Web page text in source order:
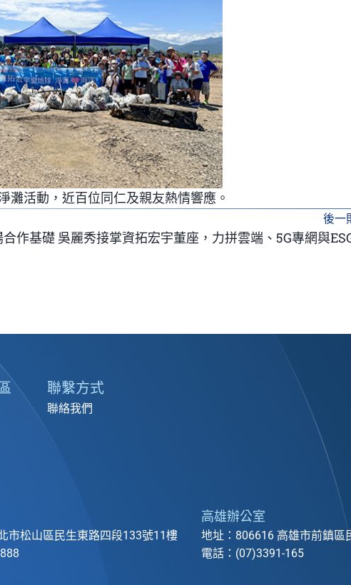
灘活動，近百位同仁及親友熱情響應。
作基礎
後一
吳麗秀接掌資拓宏宇董座，力拼雲端、5G專網與
聯繫方式
聯絡我們
市松山區民生東路四段133號11樓
高雄辦公室
地址：806616 高雄市前鎮區
電話：(07)3391-165